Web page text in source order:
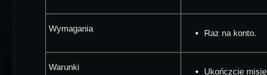
Wymagania Raz na konto.
Warunki Ukończcie misję